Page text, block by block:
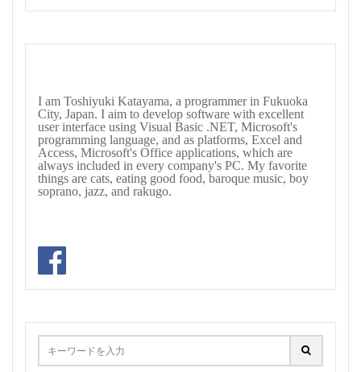
I am Toshiyuki Katayama, a programmer in Fukuoka
City, Japan. I aim to develop software with excellent
user interface using Visual Basic .NET, Microsoft's
programming language, and as platforms, Excel and
Access, Microsoft's Office applications, which are
always included in every company's PC. My favorite
things are cats, eating good food, baroque music, boy
soprano, jazz, and rakugo.